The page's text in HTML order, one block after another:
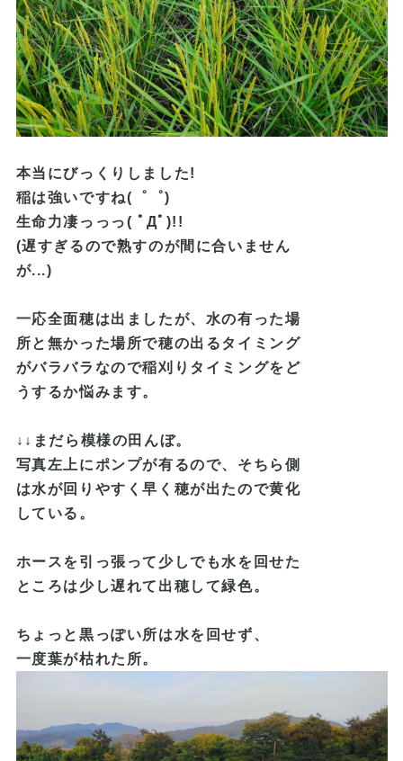
本当にびっくりしました!
稲は強いですね(゜゜)
生命力凄っっっ( ﾟДﾟ)!!
(遅すぎるので熟すのが間に合いません
が...)
一応全面穂は出ましたが、水の有った場
所と無かった場所で穂の出るタイミング
がバラバラなので稲刈りタイミングをど
うするか悩みます。
↓↓まだら模様の田んぼ。
写真左上にポンプが有るので、そちら側
は水が回りやすく早く穂が出たので黄化
している。
ホースを引っ張って少しでも水を回せた
ところは少し遅れて出穂して緑色。
ちょっと黒っぽい所は水を回せず、
一度葉が枯れた所。